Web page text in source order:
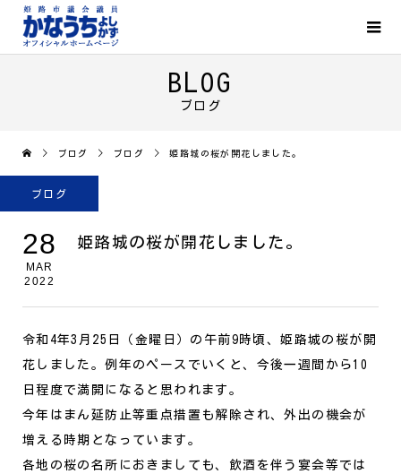
BLOG
ブログ
ブログ ブログ 姫路城の桜が開花しました。
ブログ
28
MAR
2022
姫路城の桜が開花しました。
令和4年3月25日（金曜日）の午前9時頃、姫路城の桜が開
花しました。例年のペースでいくと、今後一週間から10
日程度で満開になると思われます。
今年はまん延防止等重点措置も解除され、外出の機会が
増える時期となっています。
各地の桜の名所におきましても、 飲酒を伴う宴会等では